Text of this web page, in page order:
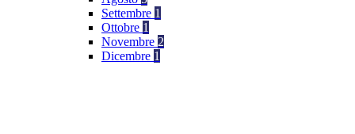
Settembre 1
Ottobre 1
Novembre 2
Dicembre 1